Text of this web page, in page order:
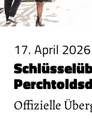
17. April 2026
Offizielle